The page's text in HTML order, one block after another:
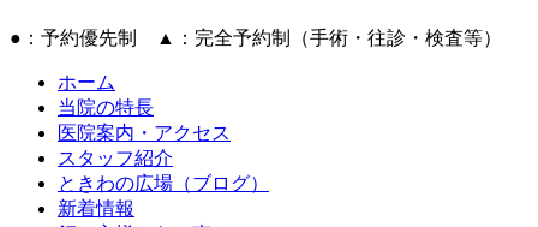
●：予約優先制 ▲：完全予約制（手術・往診・検査等）
ホーム
当院の特長
医院案内・アクセス
スタッフ紹介
ときわの広場（ブログ）
新着情報